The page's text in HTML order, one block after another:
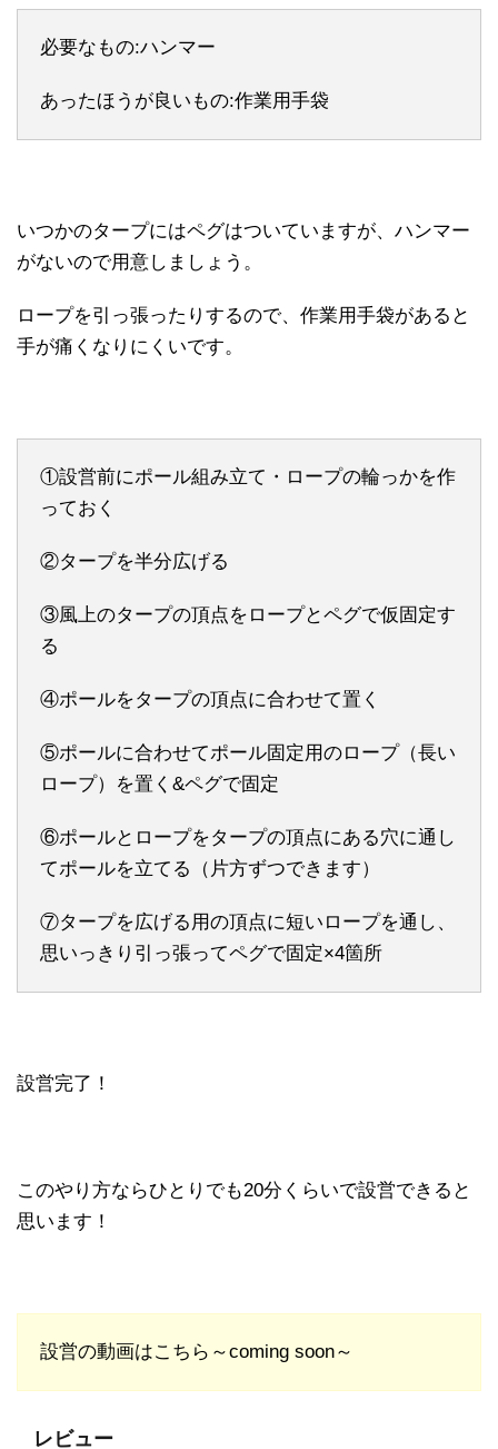
必要なもの:ハンマー
あったほうが良いもの:作業用手袋
いつかのタープにはペグはついていますが、ハンマー
がないので用意しましょう。
ロープを引っ張ったりするので、作業用手袋があると
手が痛くなりにくいです。
①設営前にポール組み立て・ロープの輪っかを作
っておく
②タープを半分広げる
③風上のタープの頂点をロープとペグで仮固定す
る
④ポールをタープの頂点に合わせて置く
⑤ポールに合わせてポール固定用のロープ（長い
ロープ）を置く&ペグで固定
⑥ポールとロープをタープの頂点にある穴に通し
てポールを立てる（片方ずつできます）
⑦タープを広げる用の頂点に短いロープを通し、
思いっきり引っ張ってペグで固定×4箇所
設営完了！
このやり方ならひとりでも20分くらいで設営できると
思います！
設営の動画はこちら～coming soon～
レビュー